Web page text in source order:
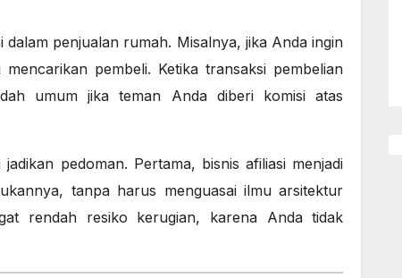
penjualan rumah. Misalnya, jika Anda ingin
pembeli. Ketika transaksi pembelian
umum jika teman Anda diberi komisi atas
pedoman. Pertama, bisnis afiliasi menjadi
tanpa harus menguasai ilmu arsitektur
rendah resiko kerugian, karena Anda tidak